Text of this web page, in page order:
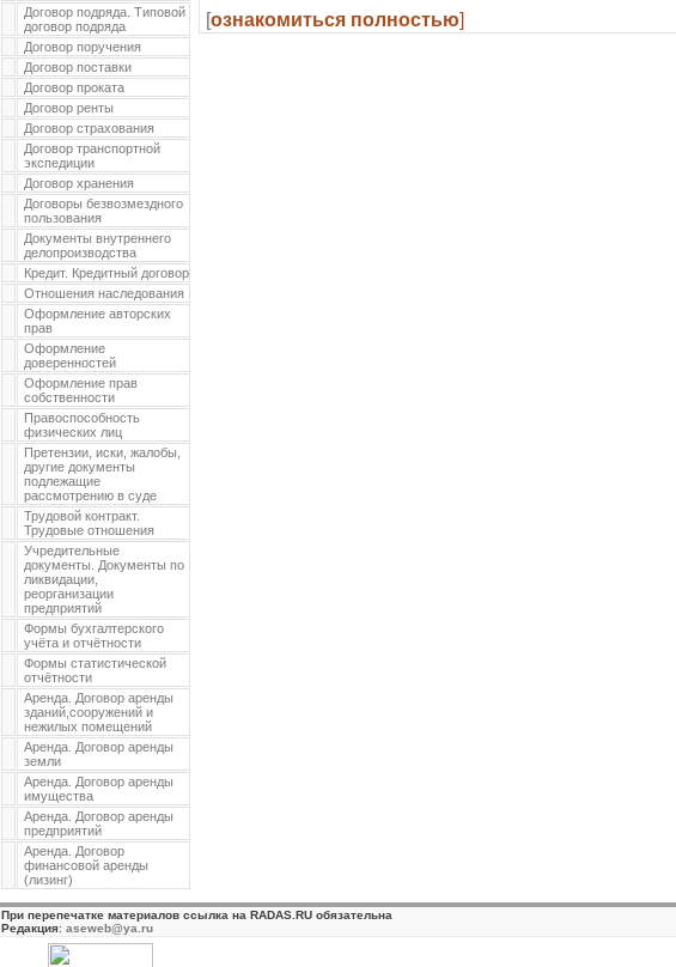
Договор подряда. Типовой
договор подряда
Договор поручения
Договор поставки
Договор проката
Договор ренты
Договор страхования
Договор транспортной
экспедиции
Договор хранения
Договоры безвозмездного
пользования
Документы внутреннего
делопроизводства
Кредит. Кредитный договор
Отношения наследования
Оформление авторских
прав
Оформление
доверенностей
Оформление прав
собственности
Правоспособность
физических лиц
Претензии, иски, жалобы,
другие документы
подлежащие
рассмотрению в суде
Трудовой контракт.
Трудовые отношения
Учредительные
документы. Документы по
ликвидации,
реорганизации
предприятий
Формы бухгалтерского
учёта и отчётности
Формы статистической
отчётности
Аренда. Договор аренды
зданий,сооружений и
нежилых помещений
Аренда. Договор аренды
земли
Аренда. Договор аренды
имущества
Аренда. Договор аренды
предприятий
Аренда. Договор
финансовой аренды
(лизинг)
[ознакомиться полностью]
При перепечатке материалов ссылка на RADAS.RU обязательна
Редакция: aseweb@ya.ru